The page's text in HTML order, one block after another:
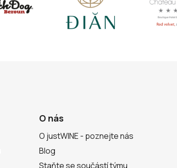
O nás
O justWINE - poznejte nás
Blog
Staňte se součástí týmu